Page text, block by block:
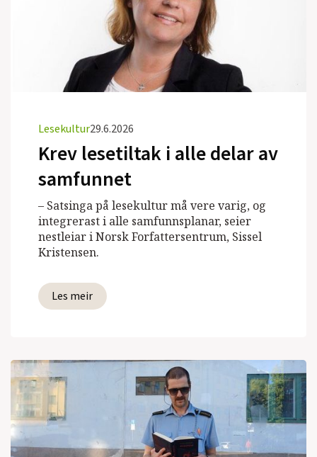
Lesekultur29.6.2026
Krev lesetiltak i alle delar av
samfunnet
– Satsinga på lesekultur må vere varig, og
integrerast i alle samfunnsplanar, seier
nestleiar i Norsk Forfattersentrum, Sissel
Kristensen.
Les meir